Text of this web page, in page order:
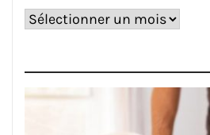
Archives